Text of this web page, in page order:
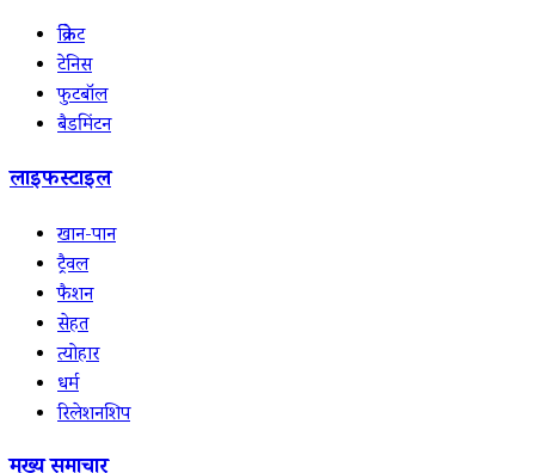
क्रिकेट
टेनिस
फुटबॉल
बैडमिंटन
लाइफस्टाइल
खान-पान
ट्रैवल
फैशन
सेहत
त्योहार
धर्म
रिलेशनशिप